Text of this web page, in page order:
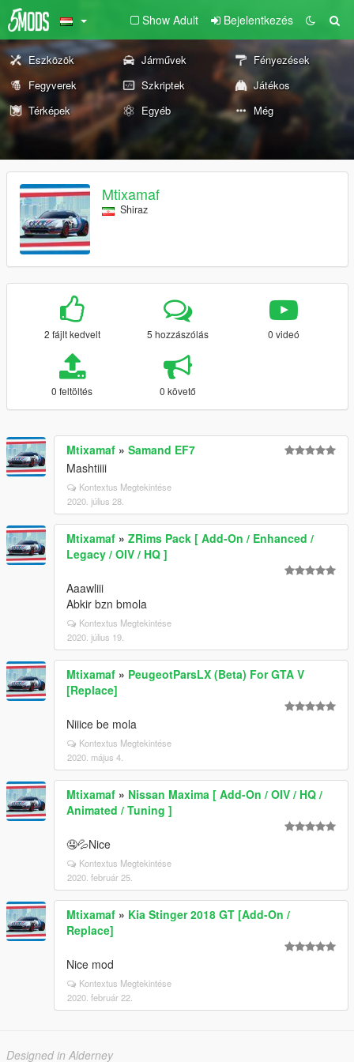
Show Adult Bejelentkezés
Eszközök Járművek
Fényezések
Fegyverek
Szkriptek
Játékos
Térképek
Egyéb Még
Mtixamaf
Shiraz
2 fájlt kedvelt 5 hozzászólás 0 videó
0 feltöltés 0 követő
Mtixamaf » Samand EF7
Mashtiiii
Kontextus Megtekintése
2020. július 28.
Mtixamaf » ZRims Pack [ Add-On / Enhanced /
Legacy / OIV / HQ ]
Aaawliii
Abkir bzn bmola
Kontextus Megtekintése
2020. július 19.
Mtixamaf » PeugeotParsLX (Beta) For GTA V
[Replace]
Niiice be mola
Kontextus Megtekintése
2020. május 4.
Mtixamaf » Nissan Maxima [ Add-On / OIV / HQ /
Animated / Tuning ]
🤤💦Nice
Kontextus Megtekintése
2020. február 25.
Mtixamaf » Kia Stinger 2018 GT [Add-On /
Replace]
Nice mod
Kontextus Megtekintése
2020. február 22.
Designed in Alderney